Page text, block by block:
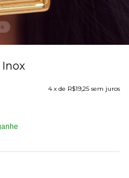
4 x de R$19,25 sem juros